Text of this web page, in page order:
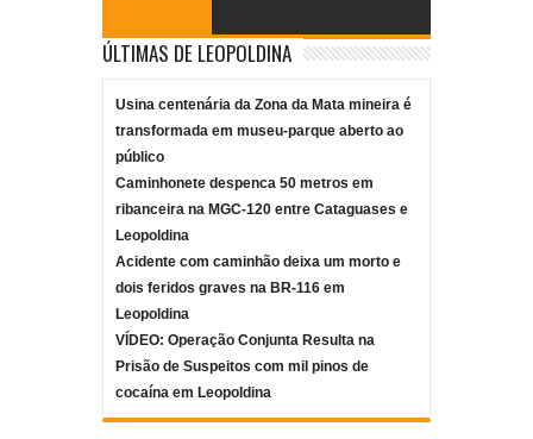
ÚLTIMAS DE LEOPOLDINA
Usina centenária da Zona da Mata mineira é
transformada em museu-parque aberto ao
público
Caminhonete despenca 50 metros em
ribanceira na MGC-120 entre Cataguases e
Leopoldina
Acidente com caminhão deixa um morto e
dois feridos graves na BR-116 em
Leopoldina
VÍDEO: Operação Conjunta Resulta na
Prisão de Suspeitos com mil pinos de
cocaína em Leopoldina